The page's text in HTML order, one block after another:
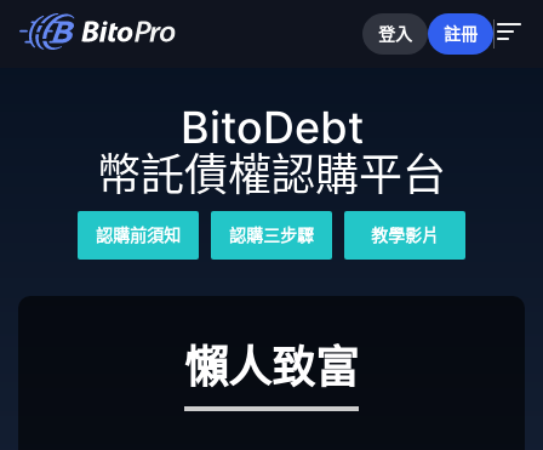
登入 註冊
BitoDebt
幣託債權認購平台
認購前須知 認購三步驟 教學影片
懶人致富